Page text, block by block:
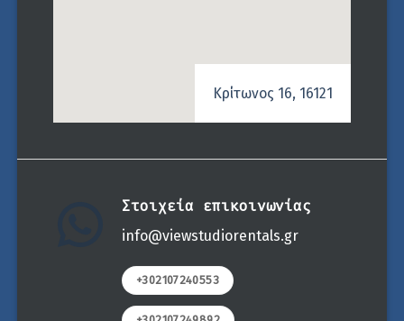
Κρίτωνος 16, 16121
Στοιχεία επικοινωνίας
info@viewstudiorentals.gr
+302107240553